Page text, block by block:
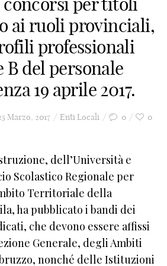
ai ruoli provinciali,
professionali
B del personale
19 aprile 2017.
Marzo, 2017 Enti Locali 0 0
dell’Università e
Scolastico Regionale per
Territoriale della
ha pubblicato i bandi dei
che devono essere affissi
Generale, degli Ambiti
nonché delle Istituzioni